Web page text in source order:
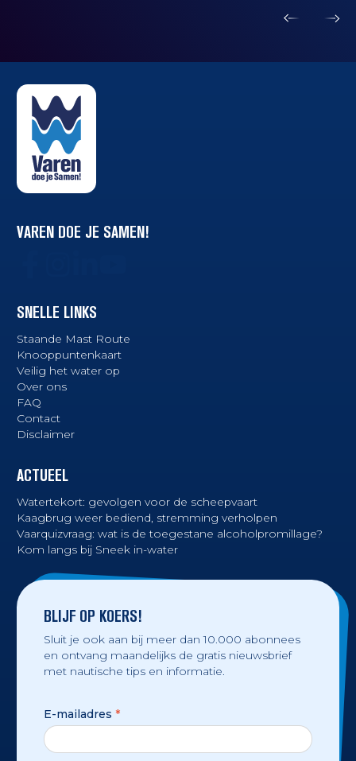
VAREN DOE JE SAMEN!
SNELLE LINKS
Staande Mast Route
Knooppuntenkaart
Veilig het water op
Over ons
FAQ
Contact
Disclaimer
ACTUEEL
Watertekort: gevolgen voor de scheepvaart
Kaagbrug weer bediend, stremming verholpen
Vaarquizvraag: wat is de toegestane alcoholpromillage?
Kom langs bij Sneek in-water
BLIJF OP KOERS!
Sluit je ook aan bij meer dan 10.000 abonnees
en ontvang maandelijks de gratis nieuwsbrief
met nautische tips en informatie.
E-mailadres *